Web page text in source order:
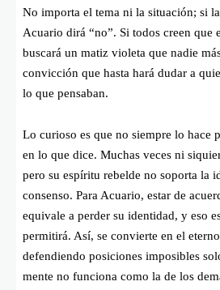
No importa el tema ni la situación; si
Acuario dirá “no”. Si todos creen que
buscará un matiz violeta que nadie
convicción que hasta hará dudar a
lo que pensaban.
Lo curioso es que no siempre lo hace
en lo que dice. Muchas veces ni
pero su espíritu rebelde no soporta la
consenso. Para Acuario, estar de
equivale a perder su identidad, y eso
permitirá. Así, se convierte en el
defendiendo posiciones imposibles
mente no funciona como la de los